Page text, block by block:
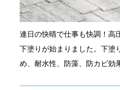
連日の快晴で仕事も快調！高
下塗りが始まりました。下塗
め、耐水性、防藻、防カビ効